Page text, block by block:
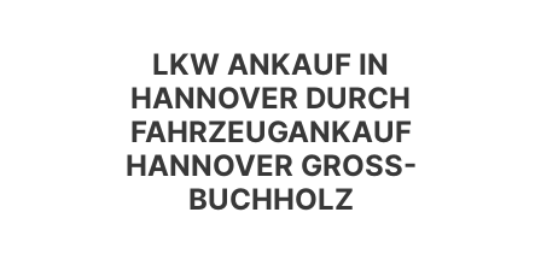
LKW ANKAUF IN
HANNOVER DURCH
FAHRZEUGANKAUF
HANNOVER GROSS-B
UCHHOLZ